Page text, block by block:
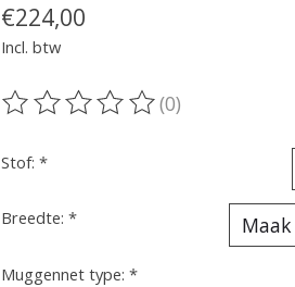
€224,00
Incl. btw
De beoordeling van dit product is
(0)
Stof: *
Breedte: *
Muggennet type: *